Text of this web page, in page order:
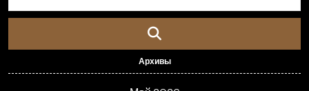
Архивы